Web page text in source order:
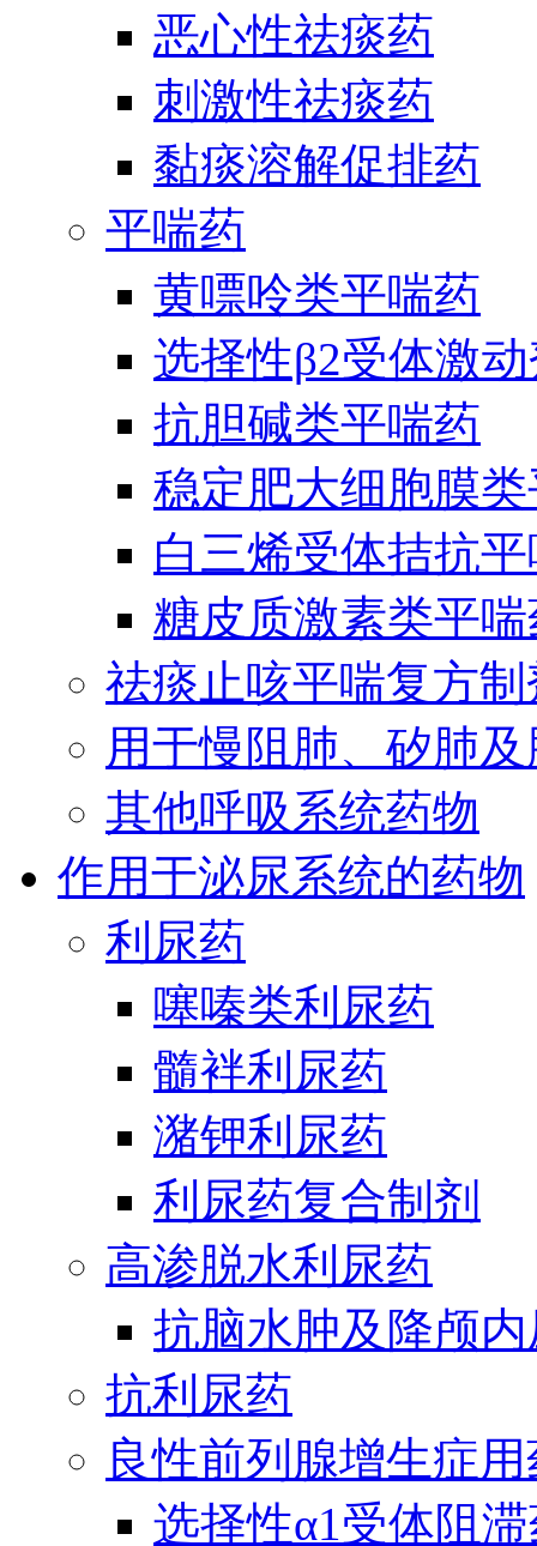
恶心性祛痰药
刺激性祛痰药
黏痰溶解促排药
平喘药
黄嘌呤类平喘药
选择性β2受体激
抗胆碱类平喘药
稳定肥大细胞膜
白三烯受体拮抗
糖皮质激素类平
祛痰止咳平喘复方制
用于慢阻肺、矽肺
其他呼吸系统药物
作用于泌尿系统的药物
利尿药
噻嗪类利尿药
髓袢利尿药
潴钾利尿药
利尿药复合制剂
高渗脱水利尿药
抗脑水肿及降颅
抗利尿药
良性前列腺增生症
选择性α1受体阻